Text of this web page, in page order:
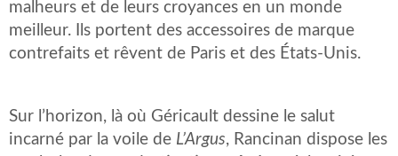
malheurs et de leurs croyances en un monde
meilleur. Ils portent des accessoires de marque
contrefaits et rêvent de Paris et des États-Unis.
Sur l’horizon, là où Géricault dessine le salut
incarné par la voile de L’Argus, Rancinan dispose les